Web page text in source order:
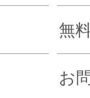
無
お